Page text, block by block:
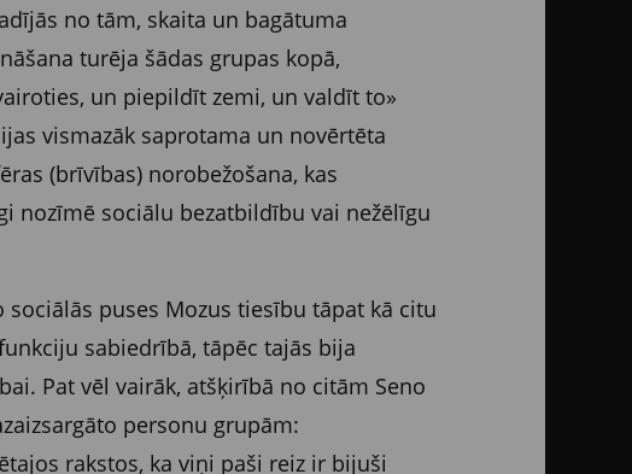
no tām, skaita un bagātuma
turēja šādas grupas kopā,
un piepildīt zemi, un valdīt to»
vismazāk saprotama un novērtēta
(brīvības) norobežošana, kas
nozīmē sociālu bezatbildību vai nežēlīgu
puses Mozus tiesību tāpat kā citu
sabiedrībā, tāpēc tajās bija
Pat vēl vairāk, atšķirībā no citām Seno
personu grupām:
rakstos, ka viņi paši reiz ir bijuši